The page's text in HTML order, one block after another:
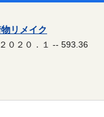
リメイク
０２０．１ -- 593.36